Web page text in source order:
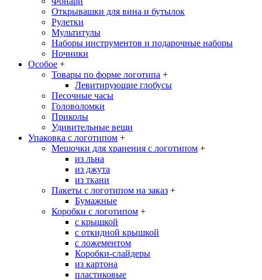
Открывашки для вина и бутылок
Рулетки
Мультитулы
Наборы инструментов и подарочные наборы
Ночники
Особое +
Товары по форме логотипа +
Левитирующие глобусы
Песочные часы
Головоломки
Приколы
Удивительные вещи
Упаковка с логотипом +
Мешочки для хранения с логотипом +
из льна
из джута
из ткани
Пакеты с логотипом на заказ +
Бумажные
Коробки с логотипом +
с крышкой
с откидной крышкой
с ложементом
Коробки-слайдеры
из картона
пластиковые